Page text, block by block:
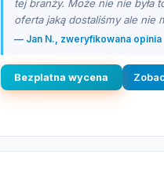
tej branży. Może nie nie była
oferta jaką dostaliśmy ale nie
— Jan N., zweryfikowana opinia
Bezplatna wycena